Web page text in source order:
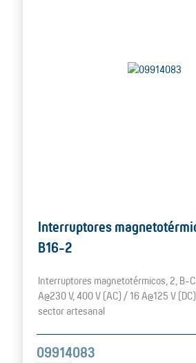
Interruptores
B16-2
Interruptores magnetotérmicos, 2, B-
A@230 V, 400 V (AC) / 16 A@125 V
sector artesanal
09914083